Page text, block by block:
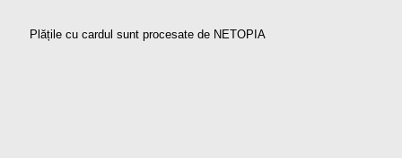
Plățile cu cardul sunt procesate de NETOPIA